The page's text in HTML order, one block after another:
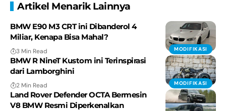
Artikel Menarik Lainnya
MODIFIKASI
BMW E90 M3 CRT ini Dibanderol 4
Miliar, Kenapa Bisa Mahal?
3 Min Read
MODIFIKASI
BMW R NineT Kustom ini Terinspirasi
dari Lamborghini
2 Min Read
Land Rover Defender OCTA Bermesin
V8 BMW Resmi Diperkenalkan